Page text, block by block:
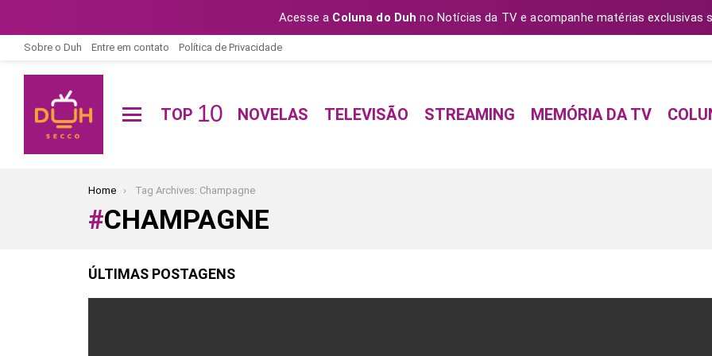
Acesse a Coluna do Duh no Notícias da TV e acompanhe matérias exclusivas
Sobre o Duh Entre em contato Política de Privacidade
TOP 10 NOVELAS TELEVISÃO STREAMING MEMÓRIA DA TV
You are here:
Home Tag Archives: Champagne
CHAMPAGNE
ÚLTIMAS POSTAGENS